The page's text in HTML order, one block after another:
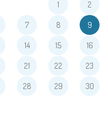
1 2
7 8 9
14 15 16
21 22 23
28 29 30